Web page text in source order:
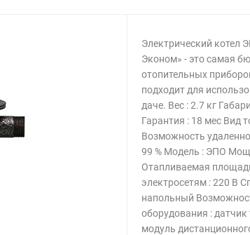
Электрический котел
Эконом» - это самая
отопительных
подходит для
даче. Вес : 2.7 кг
Гарантия : 18 мес Вид
Возможность
99 % Модель : ЭПО
Отапливаемая
электросетям : 220 В
напольный
оборудования :
модуль